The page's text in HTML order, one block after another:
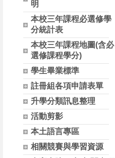
明
本校三年課程必選修學
分統計表
本校三年課程地圖(含必
選修課程學分)
學生畢業標準
註冊組各項申請表單
升學分類訊息整理
活動剪影
本土語言專區
相關競賽與學習資源